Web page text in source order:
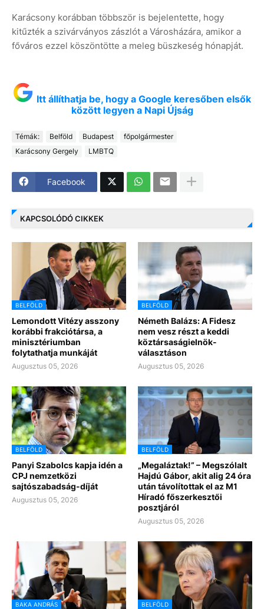
Karácsony korábban többször is bejelentette, hogy
kitűzték a szivárványos zászlót a Városházára, amikor a
főváros ezzel köszöntötte a meleg büszkeség hónapját.
Itt állíthatja be, hogy a Google keresőben elsők
között legyen a Napi Újság
Témák: Belföld Budapest
főpolgármester
Karácsony Gergely
LMBTQ
Facebook
KAPCSOLÓDÓ CIKKEK
BELFÖLD
Lemondott Vitézy asszony
korábbi frakciótársa, a
minisztériumban
folytathatja munkáját
Augusztus 05, 2026
BELFÖLD
Németh Balázs: A Fidesz
nem vesz részt a keddi
köztársaságielnök-
választáson
Augusztus 05, 2026
BELFÖLD
Panyi Szabolcs kapja idén a
CPJ nemzetközi
sajtószabadság-díját
Augusztus 05, 2026
BELFÖLD
„Megaláztak!” – Megszólalt
Hajdú Gábor, akit alig 24 óra
után távolítottak el az M1
Híradó főszerkesztői
posztjáról
Augusztus 05, 2026
BAKA ANDRÁS BELFÖLD